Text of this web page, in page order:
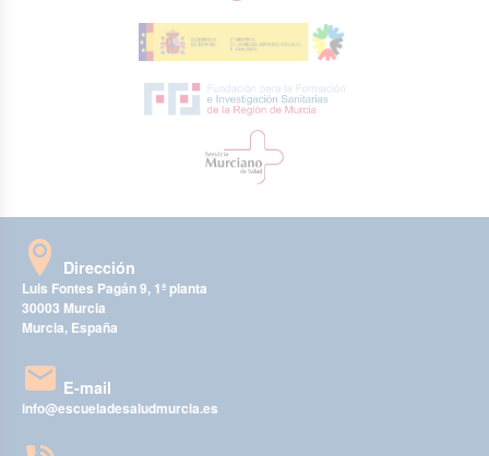
Dirección
Luis Fontes Pagán 9, 1ª planta
30003 Murcia
Murcia, España
E-mail
info@escueladesaludmurcia.es